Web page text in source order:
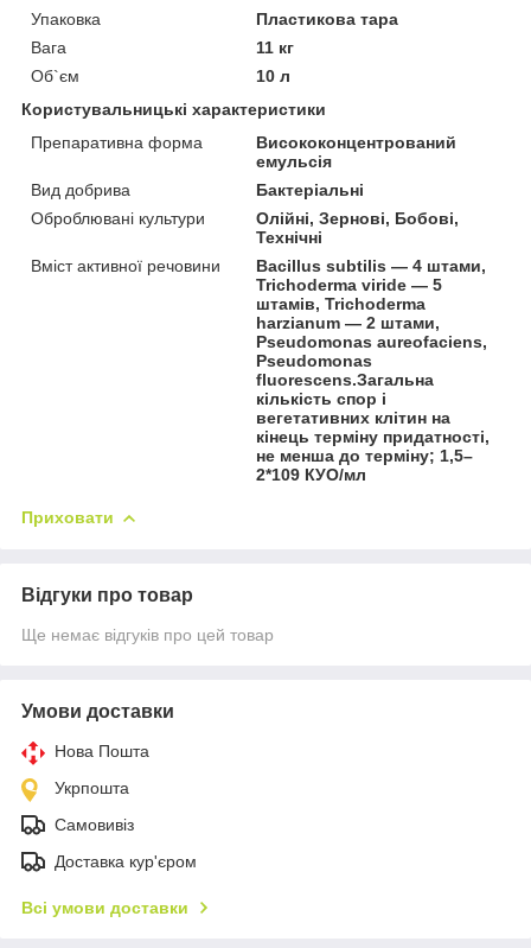
Упаковка
Пластикова тара
Вага
11 кг
Об`єм
10 л
Користувальницькі характеристики
Препаративна форма
Висококонцентрований
емульсія
Вид добрива
Бактеріальні
Оброблювані культури
Олійні, Зернові, Бобові,
Технічні
Вміст активної речовини
Bacillus subtilis — 4 штами,
Trichoderma viride — 5
штамів, Trichoderma
harzianum — 2 штами,
Pseudomonas aureofaciens,
Pseudomonas
fluorescens.Загальна
кількість спор і
вегетативних клітин на
кінець терміну придатності,
не менша до терміну; 1,5–
2*109 КУО/мл
Приховати
Відгуки про товар
Ще немає відгуків про цей товар
Умови доставки
Нова Пошта
Укрпошта
Самовивіз
Доставка кур'єром
Всі умови доставки